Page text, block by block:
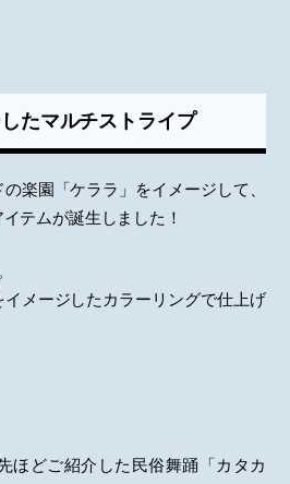
たマルチストライプ
楽園「ケララ」をイメージして、
テムが誕生しました！
メージしたカラーリングで仕上げ
ほどご紹介した民俗舞踊「カタカ